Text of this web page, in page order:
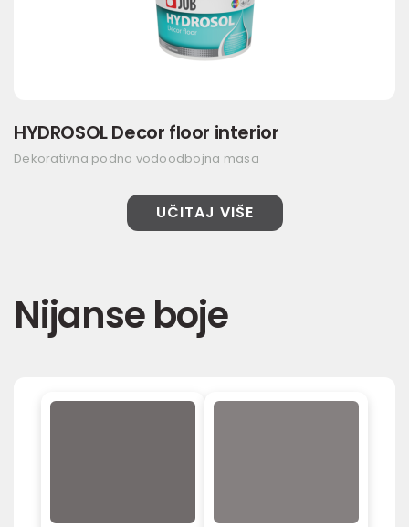
HYDROSOL Decor floor interior
Dekorativna podna vodoodbojna masa
UČITAJ VIŠE
Nijanse boje